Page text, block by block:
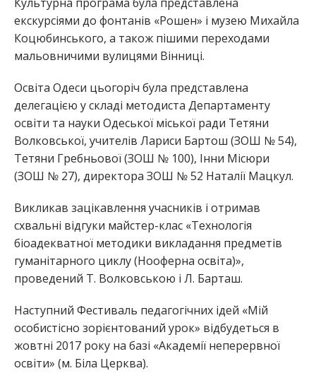
екскурсіями до фонтанів «Рошен» і музею Михайла
Коцюбинського, а також пішими переходами
мальовничими вулицями Вінниці.
Освіта Одеси цьогоріч була представлена
делегацією у складі методиста Департаменту
освіти та науки Одеської міської ради Тетяни
Волковської, учителів Лариси Бартош (ЗОШ № 54),
Тетяни Гребньової (ЗОШ № 100), Інни Місюри
(ЗОШ № 27), директора ЗОШ № 52 Наталії Мацкул.
Викликав зацікавлення учасників і отримав
схвальні відгуки майстер-клас «Технологія
біоадекватної методики викладання предметів
гуманітарного циклу (Нооферна освіта)»,
проведений Т. Волковською і Л. Барташ.
Наступний Фестиваль педагогічних ідей «Мій
особистісно зорієнтований урок» відбудеться в
жовтні 2017 року на базі «Академії неперервної
освіти» (м. Біла Церква).